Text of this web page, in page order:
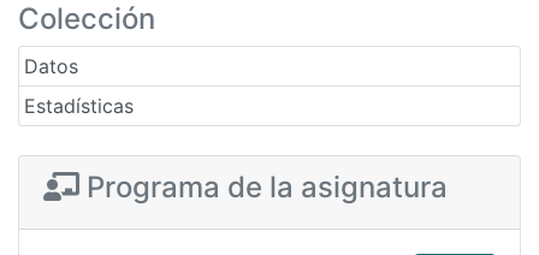
Colección
Datos
Estadísticas
Programa de la asignatura